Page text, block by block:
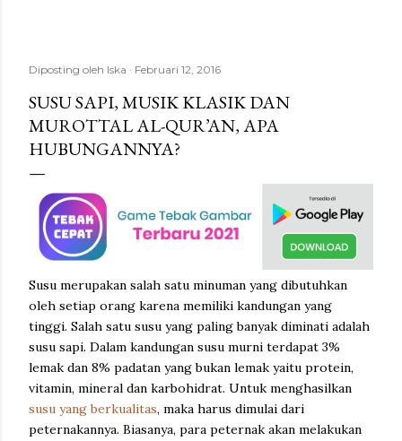
Diposting oleh Iska Februari 12, 2016
SUSU SAPI, MUSIK KLASIK DAN
MUROTTAL AL-QUR’AN, APA
HUBUNGANNYA?
Susu merupakan salah satu minuman yang dibutuhkan
oleh setiap orang karena memiliki kandungan yang
tinggi. Salah satu susu yang paling banyak diminati adalah
susu sapi. Dalam kandungan susu murni terdapat 3%
lemak dan 8% padatan yang bukan lemak yaitu protein,
vitamin, mineral dan karbohidrat. Untuk menghasilkan
susu yang berkualitas, maka harus dimulai dari
peternakannya. Biasanya, para peternak akan melakukan